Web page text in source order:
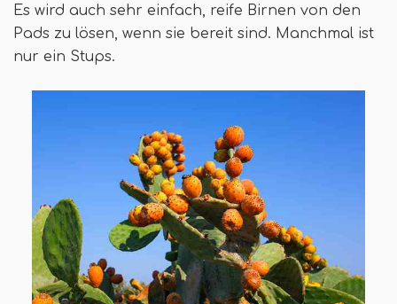
Es wird auch sehr einfach, reife Birnen von den
Pads zu lösen, wenn sie bereit sind. Manchmal ist
nur ein Stups.